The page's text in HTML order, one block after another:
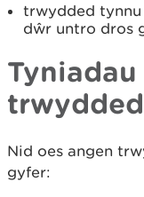
trwydded
dŵr untro dros
Nid oes angen
gyfer: